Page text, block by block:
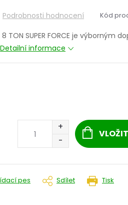
Podrobnosti hodnocení Kód
TON SUPER FORCE je výborným
Detailní informace
Tisk
pes Sdílet